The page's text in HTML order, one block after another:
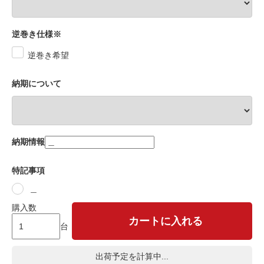
逆巻き仕様※
逆巻き希望
納期について
納期情報
特記事項
購入数
台
カートに入れる
出荷予定を計算中...